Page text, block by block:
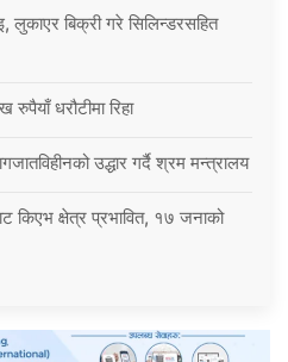
लुकाएर बिक्री गरे सिलिन्डरसहित
धरौटीमा रिहा
उद्धार गर्दै श्रम मन्त्रालय
किएभ क्षेत्र प्रभावित, १७ जनाको